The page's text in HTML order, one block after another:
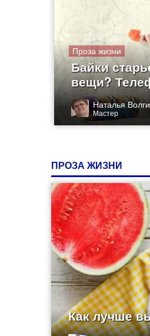
Проза жизни
Байки
вещи?
Наталья
Мастер
ПРОЗА ЖИЗНИ
Как лучше